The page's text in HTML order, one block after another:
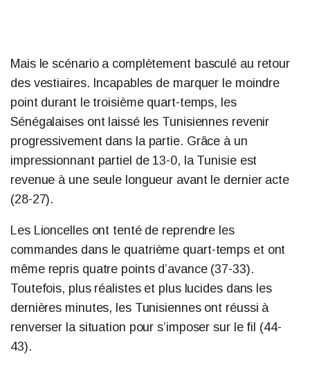
Mais le scénario a complètement basculé au retour
des vestiaires. Incapables de marquer le moindre
point durant le troisième quart-temps, les
Sénégalaises ont laissé les Tunisiennes revenir
progressivement dans la partie. Grâce à un
impressionnant partiel de 13-0, la Tunisie est
revenue à une seule longueur avant le dernier acte
(28-27).
Les Lioncelles ont tenté de reprendre les
commandes dans le quatrième quart-temps et ont
même repris quatre points d’avance (37-33).
Toutefois, plus réalistes et plus lucides dans les
dernières minutes, les Tunisiennes ont réussi à
renverser la situation pour s’imposer sur le fil (44-
43).